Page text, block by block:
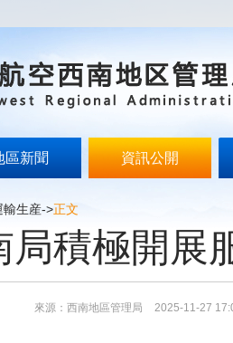
區新聞 資訊公開
輸生産->正文
局積極開展
來源：西南地區管理局 2025-11-27